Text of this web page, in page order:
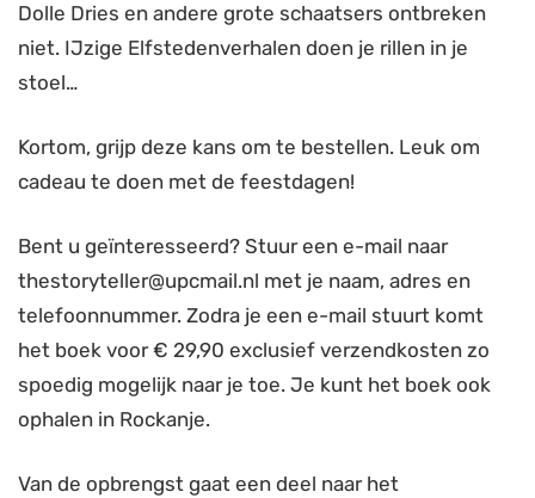
Dolle Dries en andere grote schaatsers ontbreken
niet. IJzige Elfstedenverhalen doen je rillen in je
stoel…
Kortom, grijp deze kans om te bestellen. Leuk om
cadeau te doen met de feestdagen!
Bent u geïnteresseerd? Stuur een e-mail naar
thestoryteller@upcmail.nl met je naam, adres en
telefoonnummer. Zodra je een e-mail stuurt komt
het boek voor € 29,90 exclusief verzendkosten zo
spoedig mogelijk naar je toe. Je kunt het boek ook
ophalen in Rockanje.
Van de opbrengst gaat een deel naar het